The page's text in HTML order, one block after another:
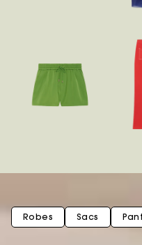
Robes Sacs
Carte Cadeau Maje